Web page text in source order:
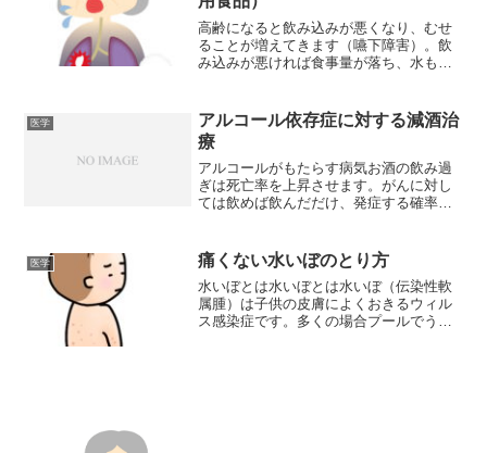
高齢になると飲み込みが悪くなり、むせ
ることが増えてきます（嚥下障害）。飲
み込みが悪ければ食事量が落ち、水も十
重が減り、筋肉が落ち、更に飲み込む力
が落ちる悪循環になります...
医学
アルコール依存症に対する減酒治
療
アルコールがもたらす病気お酒の飲み過
ぎは死亡率を上昇させます。がんに対し
ては飲めば飲んだだけ、発症する確率を
では適量の飲酒でリスクが軽減すると考
えられていますが、様...
医学 痛くない水いぼのとり方
水いぼとは水いぼとは水いぼ（伝染性軟
属腫）は子供の皮膚によくおきるウィル
ス感染症です。多くの場合プールでうつ